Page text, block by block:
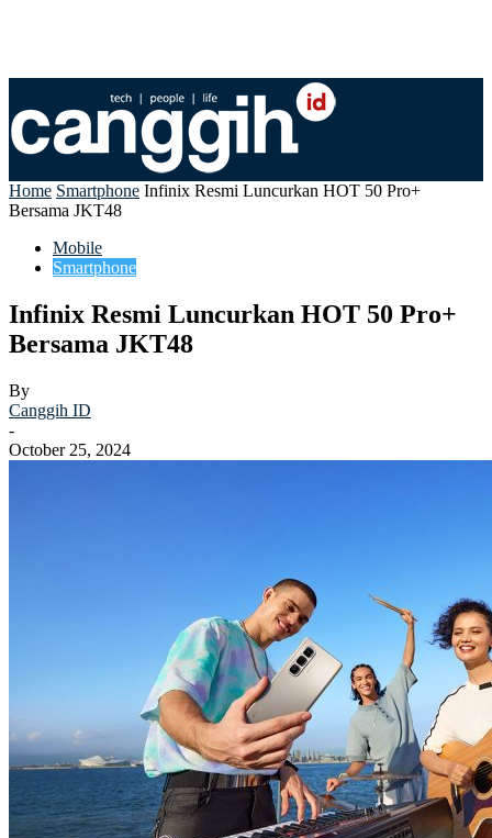
Home Smartphone Infinix Resmi Luncurkan HOT 50 Pro+
Bersama JKT48
Mobile
Smartphone
Infinix Resmi Luncurkan HOT 50 Pro+
Bersama JKT48
By
Canggih ID
-
October 25, 2024